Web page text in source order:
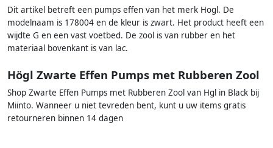
Dit artikel betreft een pumps effen van het merk Hogl. De
modelnaam is 178004 en de kleur is zwart. Het product heeft een
wijdte G en een vast voetbed. De zool is van rubber en het
materiaal bovenkant is van lac.
Högl Zwarte Effen Pumps met Rubberen Zool
Shop Zwarte Effen Pumps met Rubberen Zool van Hgl in Black bij
Miinto. Wanneer u niet tevreden bent, kunt u uw items gratis
retourneren binnen 14 dagen